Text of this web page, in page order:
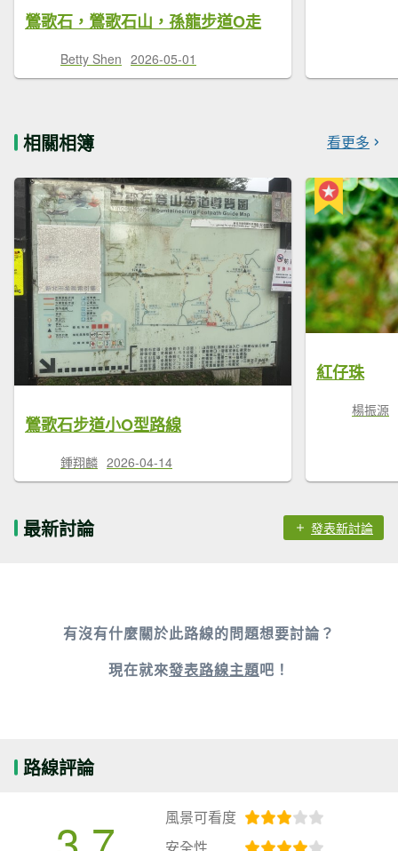
鶯歌石，鶯歌石山，孫龍步道O走
Betty Shen 2026-05-01
相關相簿 看更多
鶯歌石步道小O型路線
鍾翔麟 2026-04-14
紅仔珠
楊振源
最新討論 發表新討論
有沒有什麼關於此路線的問題想要討論？
現在就來發表路線主題吧！
路線評論
風景可看度